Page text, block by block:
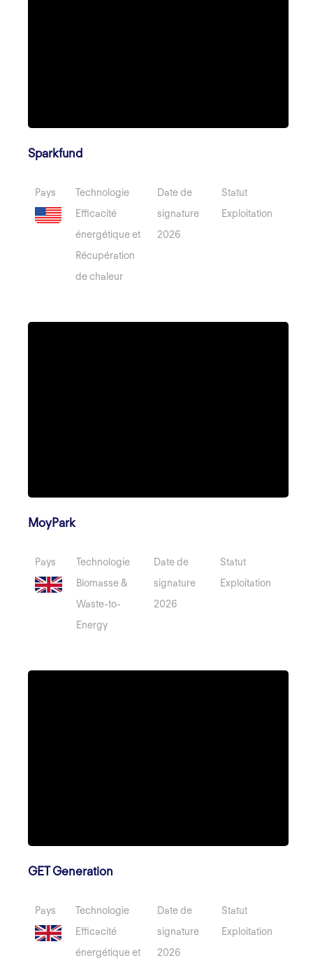
Sparkfund
Pays
Technologie
Efficacité
énergétique et
Récupération
de chaleur
Date de
signature
2026
Statut
Exploitation
MoyPark
Pays
Technologie
Biomasse &
Waste-to-
Energy
Date de
signature
2026
Statut
Exploitation
GET Generation
Pays
Technologie
Efficacité
énergétique et
Date de
signature
2026
Statut
Exploitation